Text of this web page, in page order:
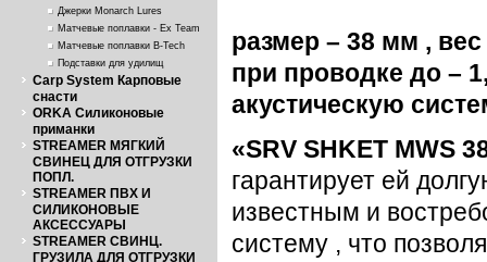
Джерки Monarch Lures
Матчевые поплавки - Ex Team
Матчевые поплавки B-Tech
Подставки для удилищ
Carp System Карповые
снасти
ORKA Силиконовые
приманки
STREAMER МЯГКИЙ
СВИНЕЦ ДЛЯ ОТГРУЗКИ
ПОПЛ.
STREAMER ПВХ И
СИЛИКОНОВЫЕ
АКСЕССУАРЫ
STREAMER СВИНЦ.
ГРУЗИЛА ДЛЯ ОТГРУЗКИ
размер – 38 мм ,
при проводке до –
акустическую
«SRV SHKET MWS
гарантирует ей
известным и
систему , что